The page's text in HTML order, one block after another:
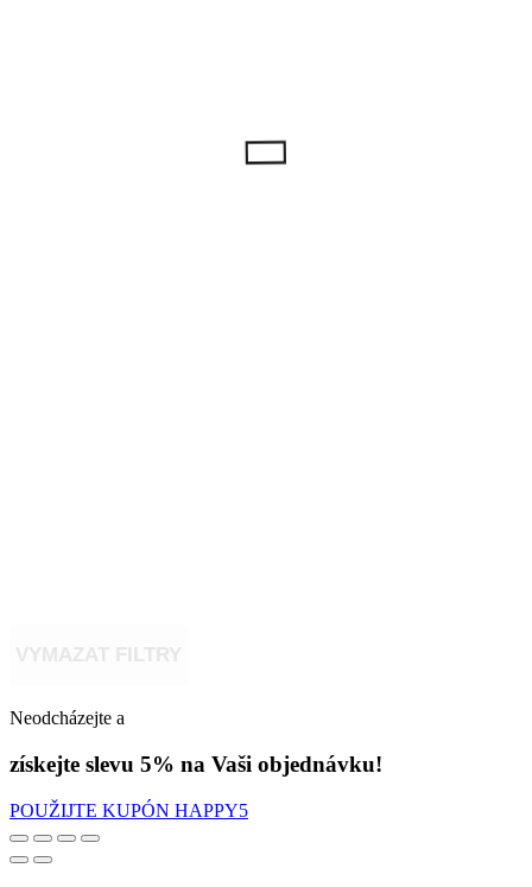
Neodcházejte a
získejte slevu 5% na Vaši objednávku!
POUŽIJTE KUPÓN HAPPY5